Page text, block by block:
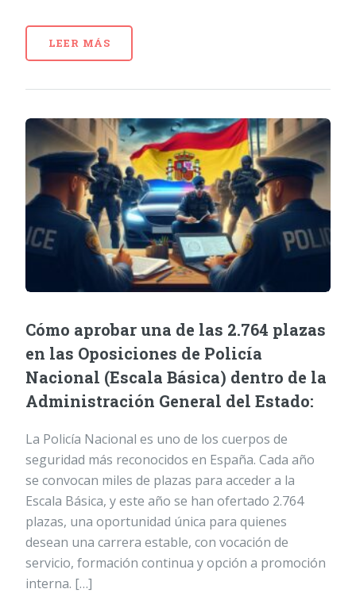
LEER MÁS
Cómo aprobar una de las 2.764 plazas
en las Oposiciones de Policía
Nacional (Escala Básica) dentro de la
Administración General del Estado:
La Policía Nacional es uno de los cuerpos de
seguridad más reconocidos en España. Cada año
se convocan miles de plazas para acceder a la
Escala Básica, y este año se han ofertado 2.764
plazas, una oportunidad única para quienes
desean una carrera estable, con vocación de
servicio, formación continua y opción a promoción
interna. […]